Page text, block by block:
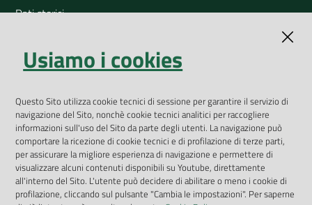
Dati storici
Open Data
App Arpav
Rapporti regionali annuali
Le Infografiche
Dispenser dati
Usiamo i cookies
Questo Sito utilizza cookie tecnici di sessione per garantire il servizio di
navigazione del Sito, nonchè cookie tecnici analitici per raccogliere
informazioni sull'uso del Sito da parte degli utenti. La navigazione può
comportare la ricezione di cookie tecnici e di profilazione di terze parti,
per assicurare la migliore esperienza di navigazione e permettere di
visualizzare alcuni contenuti disponibili su Youtube, direttamente
all'interno del Sito. L'utente può decidere di abilitare o meno i cookie di
profilazione, cliccando sul pulsante "Cambia le impostazioni". Per saperne